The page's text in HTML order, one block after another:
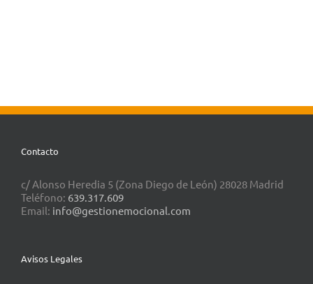
Contacto
c/ Alonso Heredia 5 (Zona Diego de León) 28028 Madrid
Teléfono: 639.317.609
Email: info@gestionemocional.com
Avisos Legales